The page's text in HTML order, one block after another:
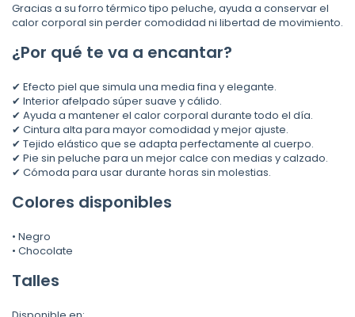
Gracias a su forro térmico tipo peluche, ayuda a conservar el
calor corporal sin perder comodidad ni libertad de movimiento.
¿Por qué te va a encantar?
✔ Efecto piel que simula una media fina y elegante.
✔ Interior afelpado súper suave y cálido.
✔ Ayuda a mantener el calor corporal durante todo el día.
✔ Cintura alta para mayor comodidad y mejor ajuste.
✔ Tejido elástico que se adapta perfectamente al cuerpo.
✔ Pie sin peluche para un mejor calce con medias y calzado.
✔ Cómoda para usar durante horas sin molestias.
Colores disponibles
• Negro
• Chocolate
Talles